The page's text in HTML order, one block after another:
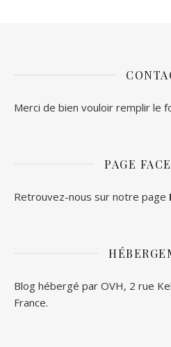
Merci de bien vouloir remplir le
PAGE
Retrouvez-nous sur notre page
Blog hébergé par OVH, 2 rue
France.